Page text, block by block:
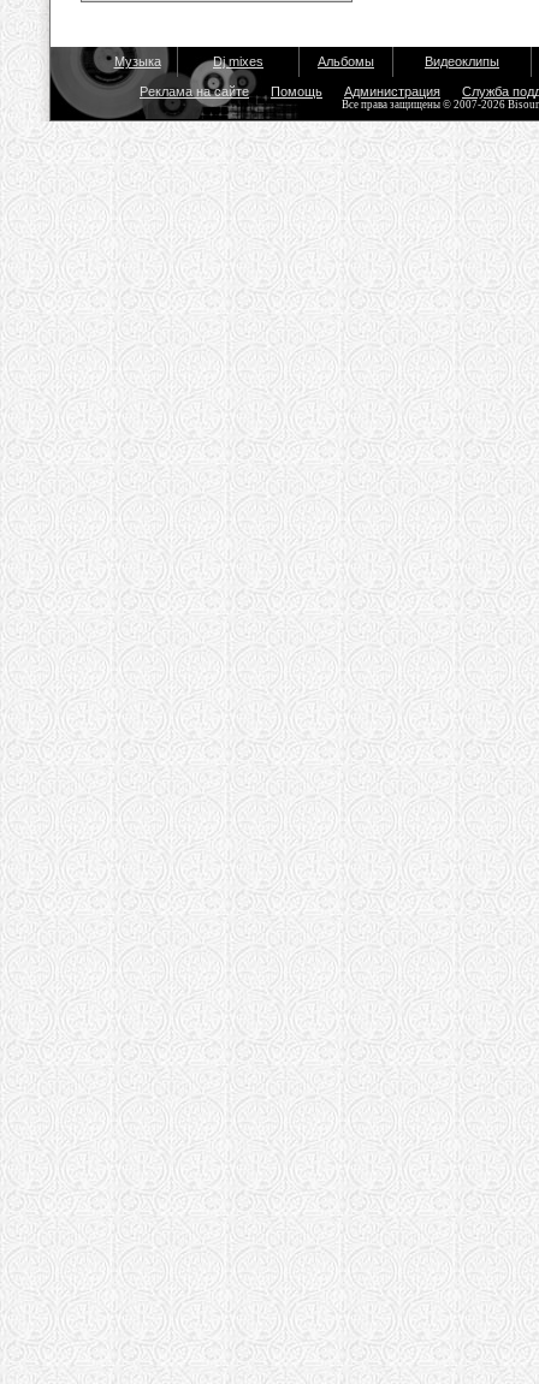
Музыка Dj mixes Альбомы Видеоклипы
Реклама на сайте Помощь Администрация Служба
Все права защищены © 2007-2026